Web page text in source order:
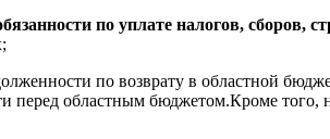
по уплате налогов, сборов,
по возврату в областной
перед областным бюджетом.Кроме